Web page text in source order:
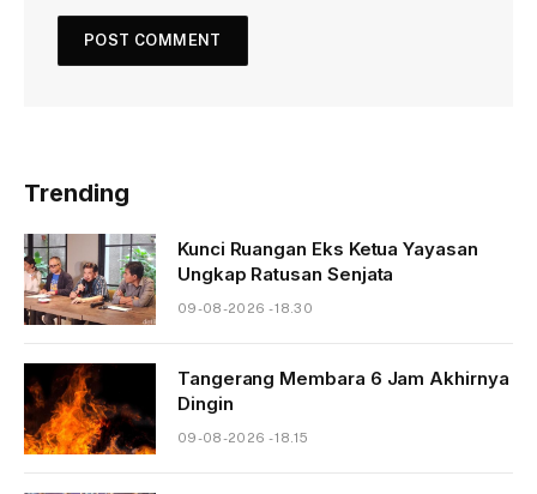
Trending
Kunci Ruangan Eks Ketua Yayasan
Ungkap Ratusan Senjata
09-08-2026 - 18.30
Tangerang Membara 6 Jam Akhirnya
Dingin
09-08-2026 - 18.15